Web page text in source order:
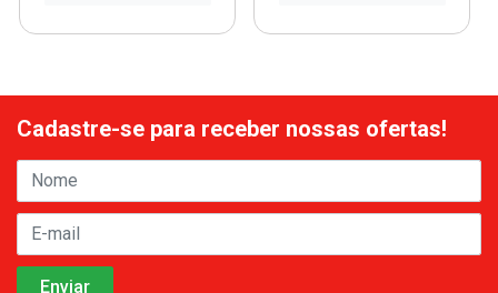
Cadastre-se para receber nossas ofertas!